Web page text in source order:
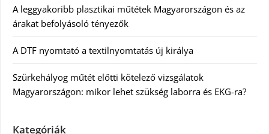
A leggyakoribb plasztikai műtétek Magyarországon és az
árakat befolyásoló tényezők
A DTF nyomtató a textilnyomtatás új királya
Szürkehályog műtét előtti kötelező vizsgálatok
Magyarországon: mikor lehet szükség laborra és EKG-ra?
Kategóriák